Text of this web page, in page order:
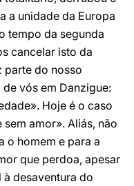
a unidade da Europa
tempo da segunda
cancelar isto da
parte do nosso
vós em Danzigue:
Hoje é o caso
amor». Aliás, não
o homem e para a
que perdoa, apesar
à desaventura do